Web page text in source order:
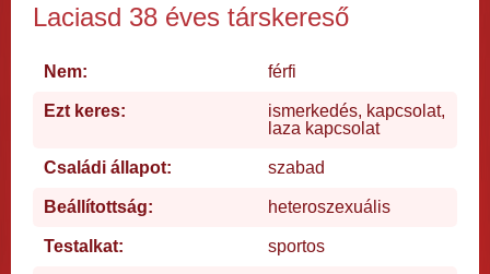
Laciasd 38 éves társkereső
Nem: férfi
Ezt keres:
ismerkedés, kapcsolat,
laza kapcsolat
Családi állapot: szabad
Beállítottság: heteroszexuális
Testalkat: sportos